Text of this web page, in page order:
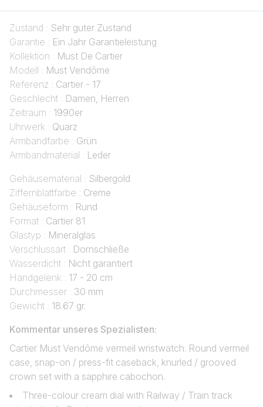
Zustand : Sehr guter Zustand
Garantie : Ein Jahr Garantieleistung
Kollektion : Must De Cartier
Modell : Must Vendôme
Referenz : Cartier - 17
Geschlecht : Damen, Herren
Zeitraum : 1990er
Uhrwerk : Quarz
Armbandfarbe : Grün
Armbandmaterial : Leder
Gehäusematerial : Silbergold
Ziffernblattfarbe : Creme
Gehäuseform : Rund
Format : Cartier 81
Glastyp : Mineralglas
Verschlussart : Dornschließe
Wasserdicht : Nicht garantiert
Handgelenk : 17 - 20 cm
Durchmesser : 30 mm
Gewicht : 18.67 gr.
Kommentar unseres Spezialisten:
Cartier Must Vendôme vermeil wristwatch. Round vermeil
case, snap-on / press-fit caseback, knurled / grooved
crown set with a sapphire cabochon.
Three-colour cream dial with Railway / Train track